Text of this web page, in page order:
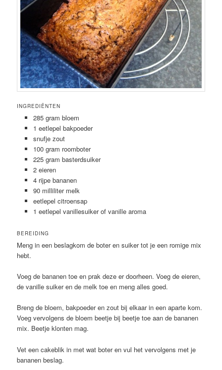
INGREDIËNTEN
285 gram bloem
1 eetlepel bakpoeder
snufje zout
100 gram roomboter
225 gram basterdsuiker
2 eieren
4 rijpe bananen
90 milliliter melk
eetlepel citroensap
1 eetlepel vanillesuiker of vanille aroma
BEREIDING
Meng in een beslagkom de boter en suiker tot je een romige mix
hebt.
Voeg de bananen toe en prak deze er doorheen. Voeg de eieren,
de vanille suiker en de melk toe en meng alles goed.
Breng de bloem, bakpoeder en zout bij elkaar in een aparte kom.
Voeg vervolgens de bloem beetje bij beetje toe aan de bananen
mix. Beetje klonten mag.
Vet een cakeblik in met wat boter en vul het vervolgens met je
bananen beslag.